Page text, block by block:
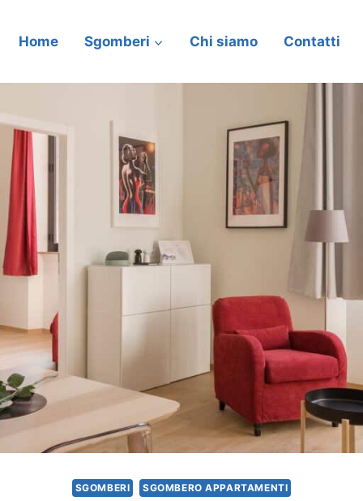
Home Sgomberi Chi siamo Contatti
SGOMBERI SGOMBERO APPARTAMENTI